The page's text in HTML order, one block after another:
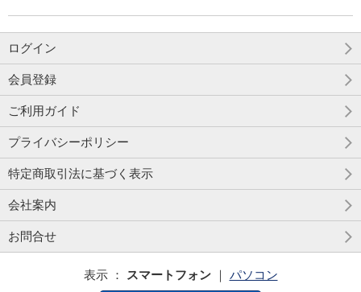
ログイン
会員登録
ご利用ガイド
プライバシーポリシー
特定商取引法に基づく表示
会社案内
お問合せ
表示 ： スマートフォン｜ パソコン